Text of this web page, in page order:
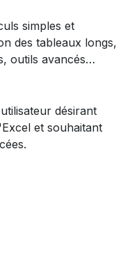
simples et
des tableaux longs,
outils avancés…
désirant
et souhaitant